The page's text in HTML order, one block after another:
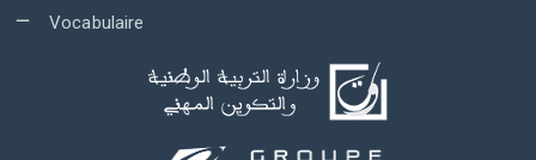
Vocabulaire